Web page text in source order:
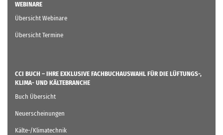
WEBINARE
Übersicht Webinare
Übersicht Termine
CCI BUCH – IHRE EXKLUSIVE FACHBUCHAUSWAHL FÜR DIE LÜFTUNGS-,
KLIMA- UND KÄLTEBRANCHE
Buch Übersicht
Neuerscheinungen
Kälte-/Klimatechnik